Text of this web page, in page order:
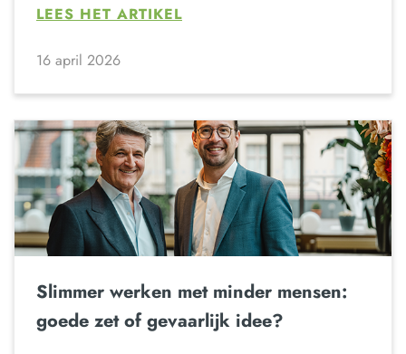
LEES HET ARTIKEL
16 april 2026
Slimmer werken met minder mensen:
goede zet of gevaarlijk idee?